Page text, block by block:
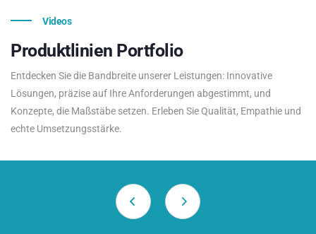
Videos
Produktlinien Portfolio
Entdecken Sie die Bandbreite unserer Leistungen: Innovative
Lösungen, präzise auf Ihre Anforderungen abgestimmt, und
Konzepte, die Maßstäbe setzen. Erleben Sie Qualität, Empathie und
echte Umsetzungsstärke.